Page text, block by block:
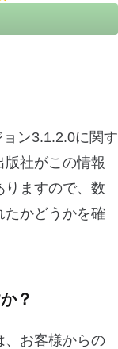
ン3.1.2.0に関す
版社がこの情報
りますので、数
たかどうかを確
？
、お客様からの